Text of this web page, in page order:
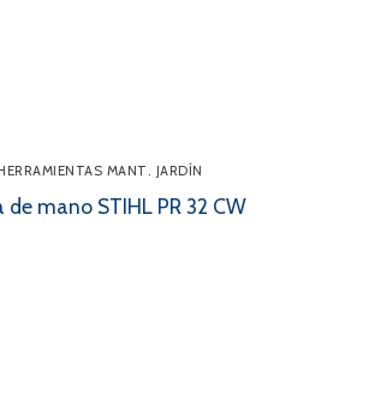
MANT. JARDÍN
de mano STIHL PR 32 CW